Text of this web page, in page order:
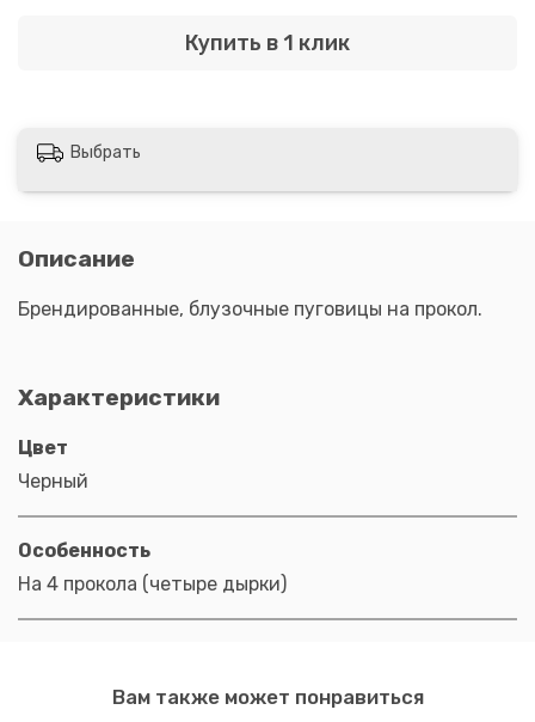
Купить в 1 клик
Выбрать
Описание
Брендированные, блузочные пуговицы на прокол.
Характеристики
Цвет
Черный
Особенность
На 4 прокола (четыре дырки)
Вам также может понравиться